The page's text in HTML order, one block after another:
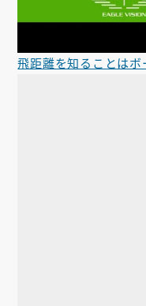
飛距離を知ることはボ